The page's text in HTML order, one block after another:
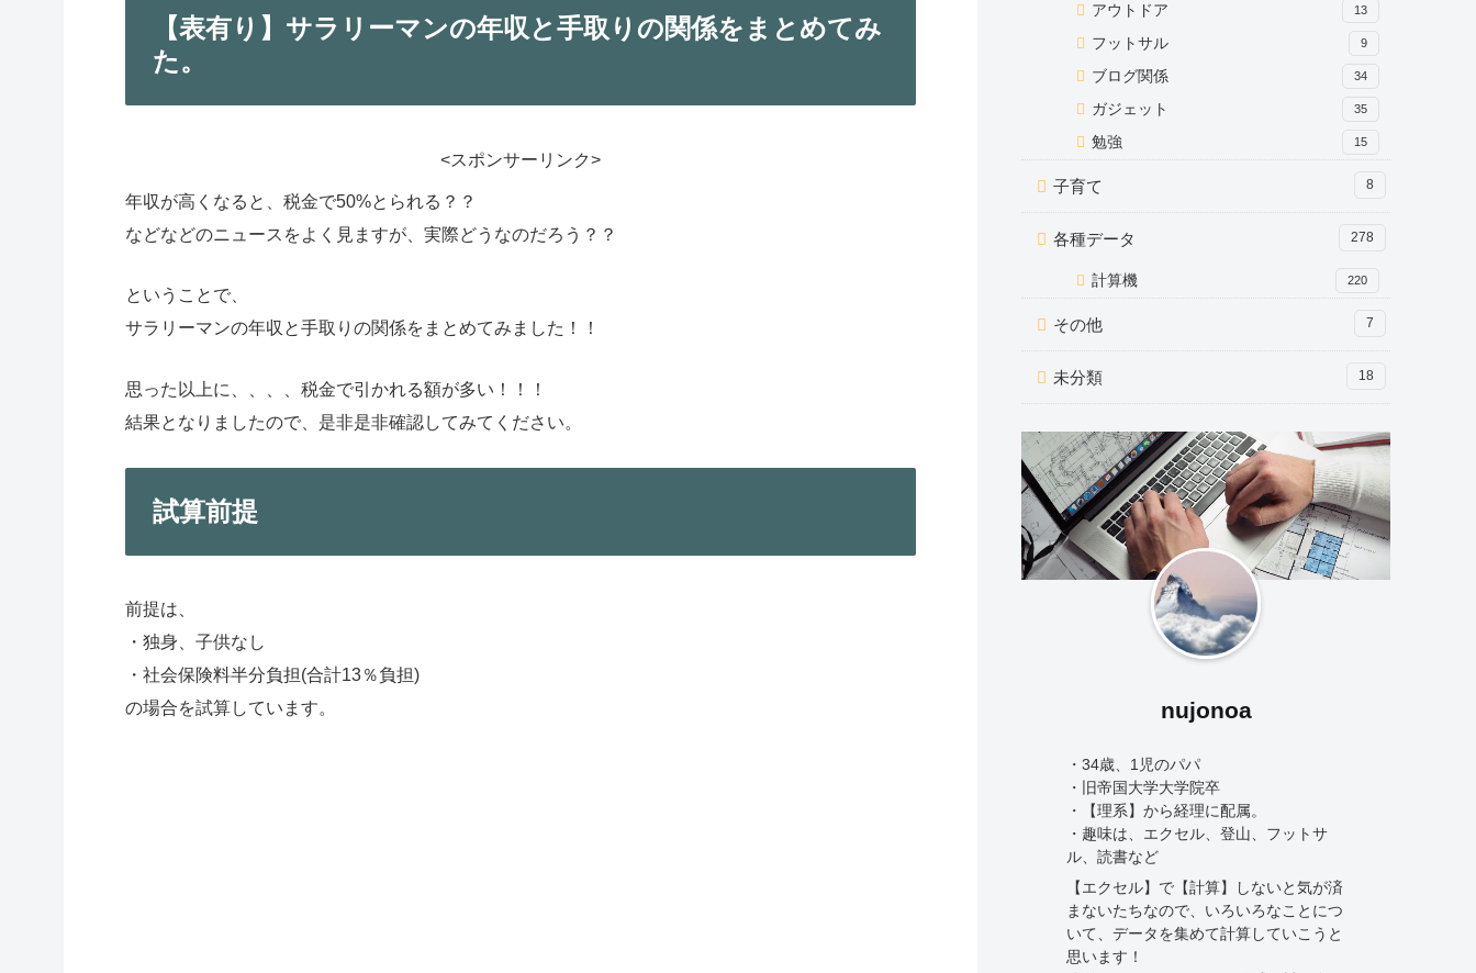
【表有り】サラリーマンの年収と手取りの関係をまとめてみ
た。
<スポンサーリンク>
年収が高くなると、税金で50%とられる？？
などなどのニュースをよく見ますが、実際どうなのだろう？？
ということで、
サラリーマンの年収と手取りの関係をまとめてみました！！
思った以上に、、、、税金で引かれる額が多い！！！
結果となりましたので、是非是非確認してみてください。
試算前提
前提は、
・独身、子供なし
・社会保険料半分負担(合計13％負担)
の場合を試算しています。
アウトドア 13
フットサル 9
ブログ関係 34
ガジェット 35
勉強 15
子育て 8
各種データ 278
計算機 220
その他 7
未分類 18
nujonoa
・34歳、1児のパパ
・旧帝国大学大学院卒
・【理系】から経理に配属。
・趣味は、エクセル、登山、フットサ
ル、読書など
【エクセル】で【計算】しないと気が済
まないたちなので、いろいろなことにつ
いて、データを集めて計算していこうと
思います！